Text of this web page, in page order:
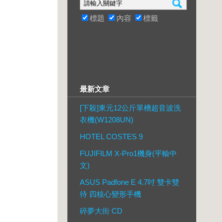
標題 內容 標籤
最新文章
[下殺]東元12公斤單槽超音波洗
衣機(W1208UN)
HOTEL COSTES 9
FUJIFILM X-Pro1機身(平輸中
文)
ASUS Padfone E 4.7吋 雙卡雙
待 四核心變形手機
碎夢大街 CD